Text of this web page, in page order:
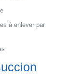
à enlever par